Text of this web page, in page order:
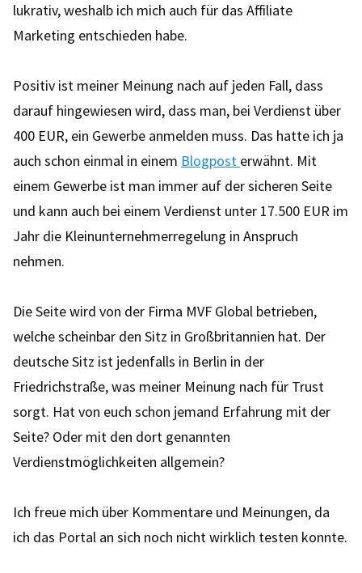
lukrativ, weshalb ich mich auch für das Affiliate
Marketing entschieden habe.
Positiv ist meiner Meinung nach auf jeden Fall, dass
darauf hingewiesen wird, dass man, bei Verdienst über
400 EUR, ein Gewerbe anmelden muss. Das hatte ich ja
auch schon einmal in einem Blogpost erwähnt. Mit
einem Gewerbe ist man immer auf der sicheren Seite
und kann auch bei einem Verdienst unter 17.500 EUR im
Jahr die Kleinunternehmerregelung in Anspruch
nehmen.
Die Seite wird von der Firma MVF Global betrieben,
welche scheinbar den Sitz in Großbritannien hat. Der
deutsche Sitz ist jedenfalls in Berlin in der
Friedrichstraße, was meiner Meinung nach für Trust
sorgt. Hat von euch schon jemand Erfahrung mit der
Seite? Oder mit den dort genannten
Verdienstmöglichkeiten allgemein?
Ich freue mich über Kommentare und Meinungen, da
ich das Portal an sich noch nicht wirklich testen konnte.